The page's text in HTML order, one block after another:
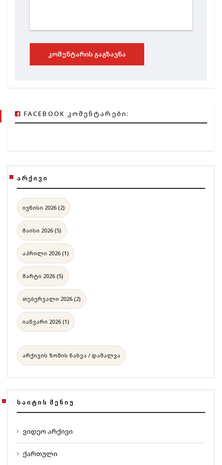
ᲙᲝᲛᲔᲜᲢᲐᲠᲘᲡ ᲒᲐᲒᲖᲐᲕᲜᲐ
FACEBOOK ᲙᲝᲛᲔᲜᲢᲐᲠᲔᲑᲘ:
ᲐᲠᲥᲘᲕᲘ
ივნისი 2026 (2)
მაისი 2026 (5)
აპრილი 2026 (1)
მარტი 2026 (5)
თებერვალი 2026 (2)
იანვარი 2026 (1)
არქივის ზომის ნახვა / დამალვა
ᲡᲐᲘᲢᲘᲡ ᲛᲔᲜᲘᲣ
ვიდეო არქივი
ქართული